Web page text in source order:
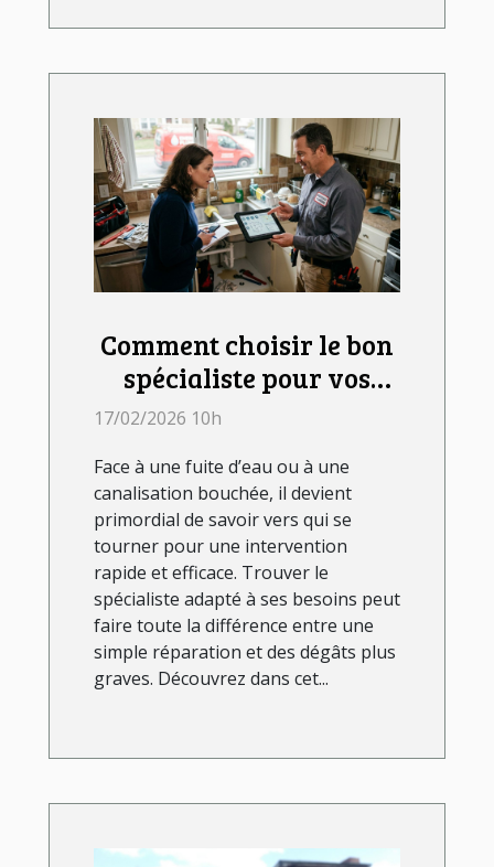
Comment choisir le bon
spécialiste pour vos
urgences de plomberie ?
17/02/2026 10h
Face à une fuite d’eau ou à une
canalisation bouchée, il devient
primordial de savoir vers qui se
tourner pour une intervention
rapide et efficace. Trouver le
spécialiste adapté à ses besoins peut
faire toute la différence entre une
simple réparation et des dégâts plus
graves. Découvrez dans cet...